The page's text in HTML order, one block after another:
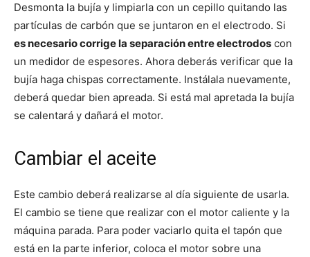
Desmonta la bujía y limpiarla con un cepillo quitando las
partículas de carbón que se juntaron en el electrodo. Si
es necesario corrige la separación entre electrodos con
un medidor de espesores. Ahora deberás verificar que la
bujía haga chispas correctamente. Instálala nuevamente,
deberá quedar bien apreada. Si está mal apretada la bujía
se calentará y dañará el motor.
Cambiar el aceite
Este cambio deberá realizarse al día siguiente de usarla.
El cambio se tiene que realizar con el motor caliente y la
máquina parada. Para poder vaciarlo quita el tapón que
está en la parte inferior, coloca el motor sobre una